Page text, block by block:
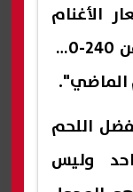
الأغنام
البلدي 220 للكيلو والبرقي من 240-250
الماضي".
اللحم
وليس